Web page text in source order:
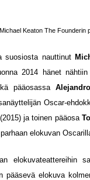
Michael Keaton The Founderin
suosiosta nauttinut
2014 hänet
pääosassa
Oscar-
(2015) ja toinen pääosa
elokuvan
elokuvateattereihin
pääsevä elokuva